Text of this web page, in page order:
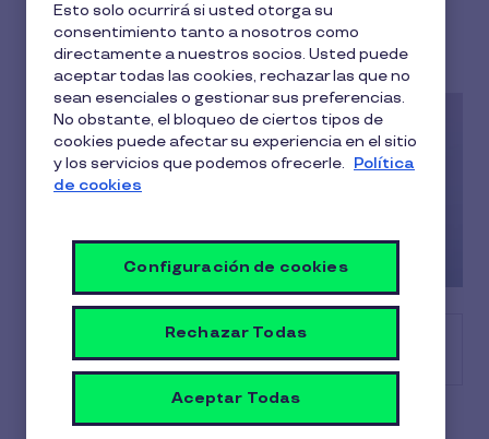
MºÁngeles Aguilar
6 min de lectura
18 Marzo 2026
Durante años, en Recursos Humanos nos
Esto solo ocurrirá si usted otorga su
consentimiento tanto a nosotros como
directamente a nuestros socios. Usted puede
aceptar todas las cookies, rechazar las que no
sean esenciales o gestionar sus preferencias.
No obstante, el bloqueo de ciertos tipos de
cookies puede afectar su experiencia en el sitio
y los servicios que podemos ofrecerle. Política
de cookies
Configuración de cookies
Rechazar Todas
Aceptar Todas